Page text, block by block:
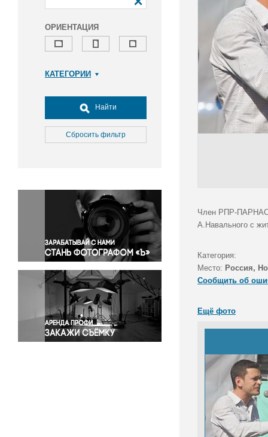
ОРИЕНТАЦИЯ
КАТЕГОРИИ
Досуг, туризм и отдых
Культура
Медицина
Окружающая среда
Политика
Правосудие
Происшествия и конфликты
Религия
Светская жизнь
Спорт
Экология
Экономика и бизнес
Найти
Сбросить фильтр
Член РПР-ПАРНАС
А.Навального с
Категория:
Место: Россия,
Сообщить об
Ещё фото